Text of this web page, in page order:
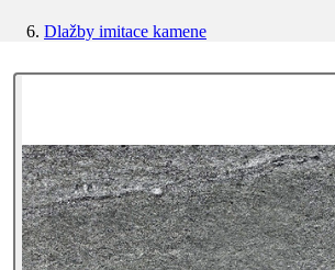
Dlažby imitace kamene